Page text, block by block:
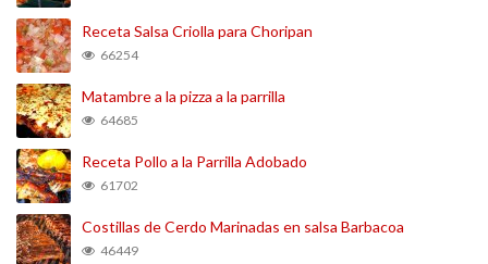
Receta Salsa Criolla para Choripan
66254
Matambre a la pizza a la parrilla
64685
Receta Pollo a la Parrilla Adobado
61702
Costillas de Cerdo Marinadas en salsa Barbacoa
46449